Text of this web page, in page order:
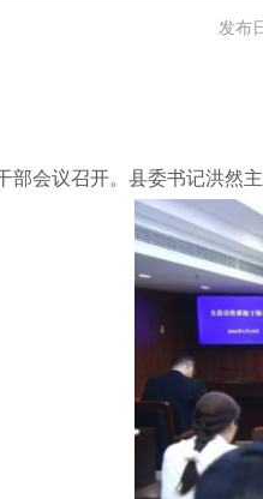
发布
部会议召开。县委书记洪然